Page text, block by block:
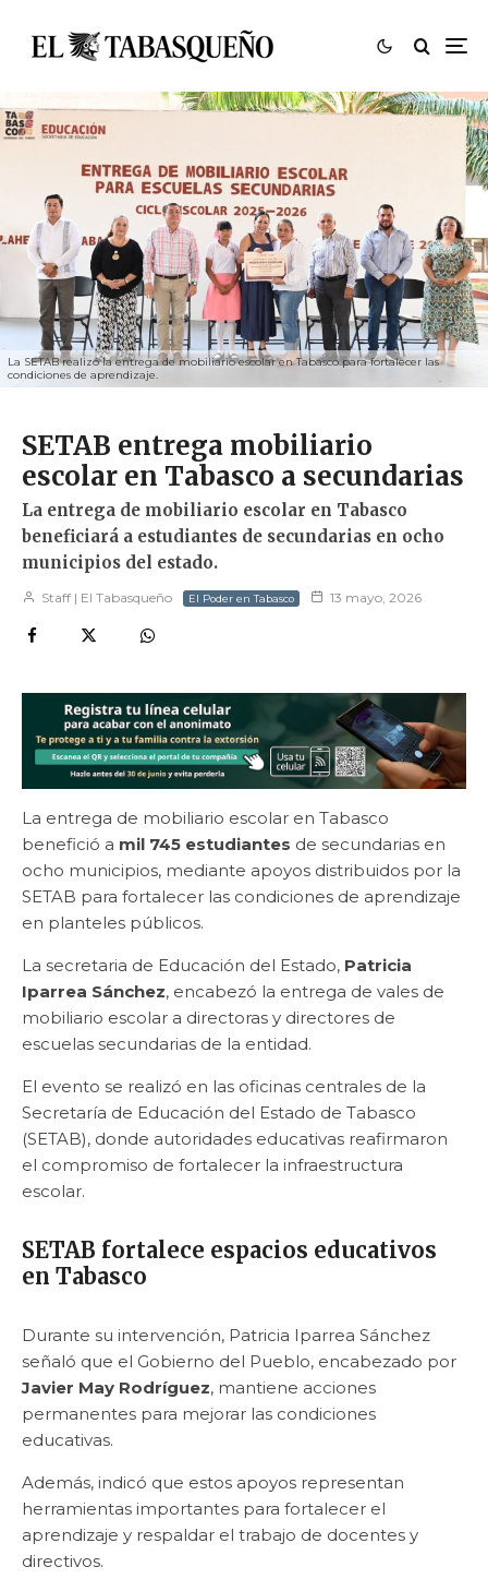
La SETAB realizó la entrega de mobiliario escolar en Tabasco para fortalecer las
condiciones de aprendizaje.
SETAB entrega mobiliario
escolar en Tabasco a secundarias
La entrega de mobiliario escolar en Tabasco
beneficiará a estudiantes de secundarias en ocho
municipios del estado.
Staff | El Tabasqueño El Poder en Tabasco 13 mayo, 2026
La entrega de mobiliario escolar en Tabasco
benefició a mil 745 estudiantes de secundarias en
ocho municipios, mediante apoyos distribuidos por la
SETAB para fortalecer las condiciones de aprendizaje
en planteles públicos.
La secretaria de Educación del Estado, Patricia
Iparrea Sánchez, encabezó la entrega de vales de
mobiliario escolar a directoras y directores de
escuelas secundarias de la entidad.
El evento se realizó en las oficinas centrales de la
Secretaría de Educación del Estado de Tabasco
(SETAB), donde autoridades educativas reafirmaron
el compromiso de fortalecer la infraestructura
escolar.
SETAB fortalece espacios educativos
en Tabasco
Durante su intervención, Patricia Iparrea Sánchez
señaló que el Gobierno del Pueblo, encabezado por
Javier May Rodríguez, mantiene acciones
permanentes para mejorar las condiciones
educativas.
Además, indicó que estos apoyos representan
herramientas importantes para fortalecer el
aprendizaje y respaldar el trabajo de docentes y
directivos.